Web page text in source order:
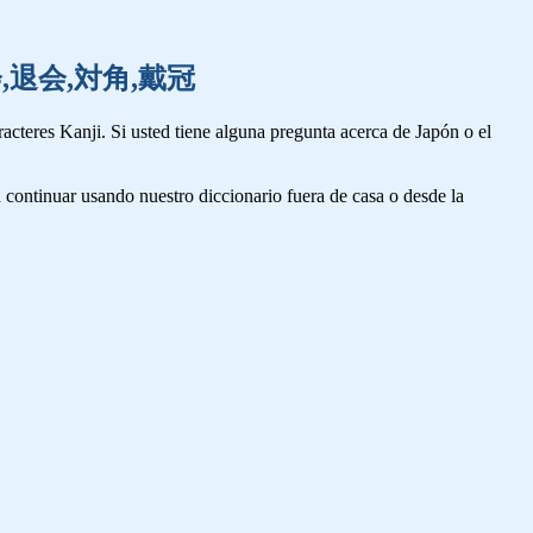
退会,対角,戴冠
Kanji. Si usted tiene alguna pregunta acerca de Japón o el
continuar usando nuestro diccionario fuera de casa o desde la